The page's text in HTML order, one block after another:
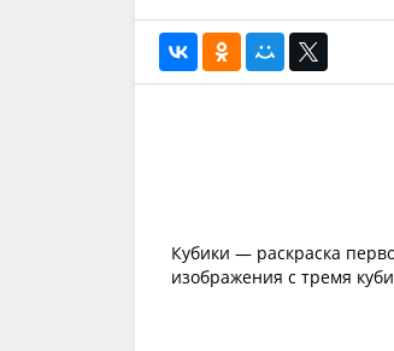
Кубики — раскраска
изображения с тремя